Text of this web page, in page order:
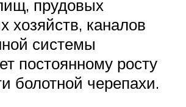
прудовых
хозяйств, каналов
системы
постоянному росту
болотной черепахи.